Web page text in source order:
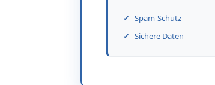
Spam-Schutz
Sichere Daten